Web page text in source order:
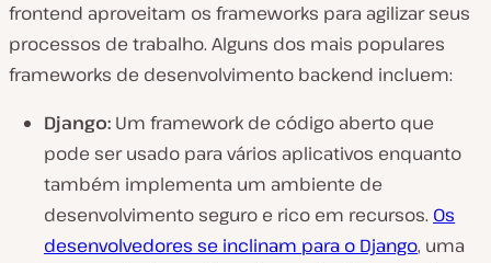
frontend aproveitam os frameworks para agilizar seus
processos de trabalho. Alguns dos mais populares
frameworks de desenvolvimento backend incluem:
Django: Um framework de código aberto que
pode ser usado para vários aplicativos enquanto
também implementa um ambiente de
desenvolvimento seguro e rico em recursos. Os
desenvolvedores se inclinam para o Django, uma